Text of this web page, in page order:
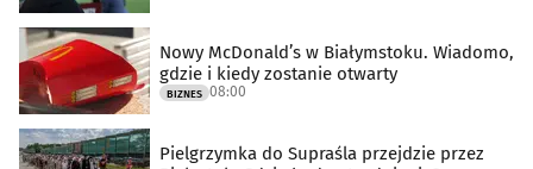
Nowy McDonald’s w Białymstoku. Wiadomo,
gdzie i kiedy zostanie otwarty
BIZNES 08:00
Pielgrzymka do Supraśla przejdzie przez